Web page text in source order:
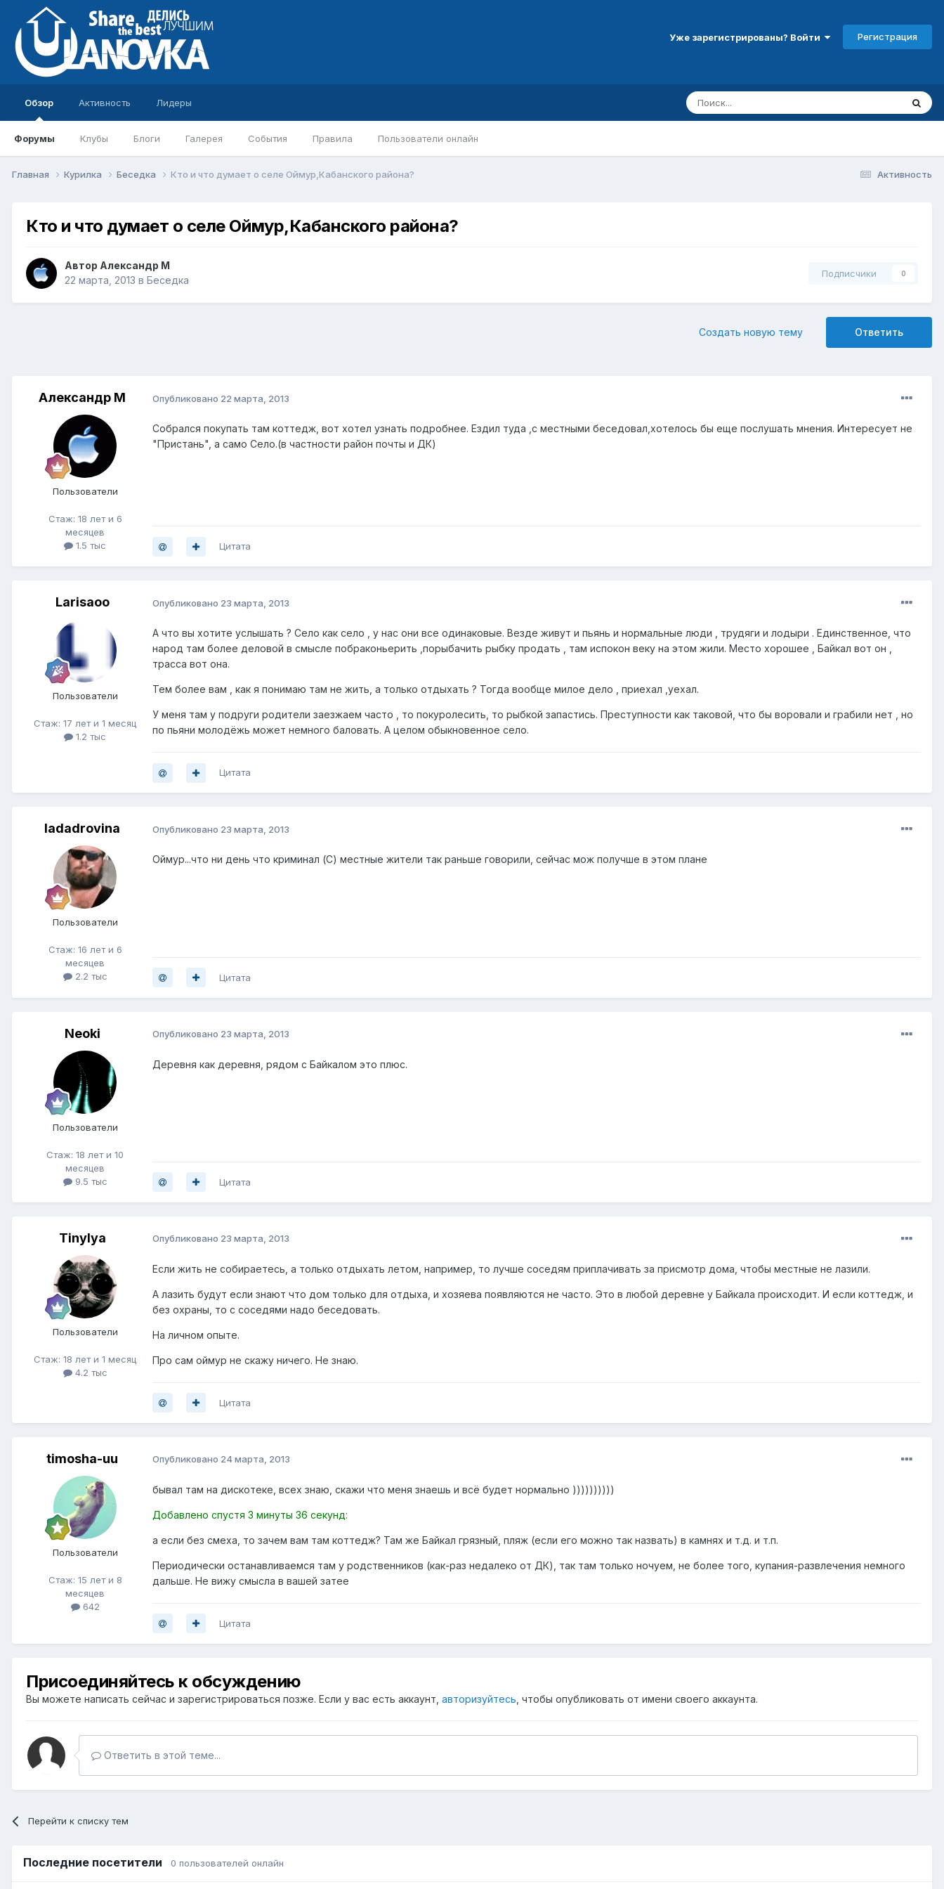
Уже зарегистрированы? Войти Регистрация
Обзор
Форумы Клубы Блоги Галерея События Правила Пользователи онлайн
Активность Лидеры
Активность
Главная Курилка Беседка Кто и что думает о селе Оймур,Кабанского района?
Кто и что думает о селе Оймур,Кабанского района?
Автор Александр М
22 марта, 2013 в Беседка
Подписчики 0
Ответить
Создать новую тему
Александр М
Пользователи
Стаж: 18 лет и 6
месяцев
1.5 тыс
Опубликовано 22 марта, 2013
Собрался покупать там коттедж, вот хотел узнать подробнее. Ездил туда ,с местными беседовал,хотелось бы еще послушать мнения. Интересует не
"Пристань", а само Село.(в частности район почты и ДК)
Цитата
Larisaoo
Пользователи
Стаж: 17 лет и 1 месяц
1.2 тыс
Опубликовано 23 марта, 2013
А что вы хотите услышать ? Село как село , у нас они все одинаковые. Везде живут и пьянь и нормальные люди , трудяги и лодыри . Единственное, что
народ там более деловой в смысле побраконьерить ,порыбачить рыбку продать , там испокон веку на этом жили. Место хорошее , Байкал вот он ,
трасса вот она.
Тем более вам , как я понимаю там не жить, а только отдыхать ? Тогда вообще милое дело , приехал ,уехал.
У меня там у подруги родители заезжаем часто , то покуролесить, то рыбкой запастись. Преступности как таковой, что бы воровали и грабили нет , но
по пьяни молодёжь может немного баловать. А целом обыкновенное село.
Цитата
ladadrovina
Пользователи
Стаж: 16 лет и 6
месяцев
2.2 тыс
Опубликовано 23 марта, 2013
Оймур...что ни день что криминал (С) местные жители так раньше говорили, сейчас мож получше в этом плане
Цитата
Neoki
Пользователи
Стаж: 18 лет и 10
месяцев
9.5 тыс
Опубликовано 23 марта, 2013
Деревня как деревня, рядом с Байкалом это плюс.
Цитата
Tinylya
Пользователи
Стаж: 18 лет и 1 месяц
4.2 тыс
Опубликовано 23 марта, 2013
Если жить не собираетесь, а только отдыхать летом, например, то лучше соседям приплачивать за присмотр дома, чтобы местные не лазили.
А лазить будут если знают что дом только для отдыха, и хозяева появляются не часто. Это в любой деревне у Байкала происходит. И если коттедж, и
без охраны, то с соседями надо беседовать.
На личном опыте.
Про сам оймур не скажу ничего. Не знаю.
Цитата
timosha-uu
Пользователи
Стаж: 15 лет и 8
месяцев
642
Опубликовано 24 марта, 2013
бывал там на дискотеке, всех знаю, скажи что меня знаешь и всё будет нормально ))))))))))
Добавлено спустя 3 минуты 36 секунд:
а если без смеха, то зачем вам там коттедж? Там же Байкал грязный, пляж (если его можно так назвать) в камнях и т.д. и т.п.
Периодически останавливаемся там у родственников (как-раз недалеко от ДК), так там только ночуем, не более того, купания-развлечения немного
дальше. Не вижу смысла в вашей затее
Цитата
Присоединяйтесь к обсуждению
Вы можете написать сейчас и зарегистрироваться позже. Если у вас есть аккаунт, авторизуйтесь , чтобы опубликовать от имени своего аккаунта.
Ответить в этой теме...
Перейти к списку тем
Последние посетители 0 пользователей онлайн